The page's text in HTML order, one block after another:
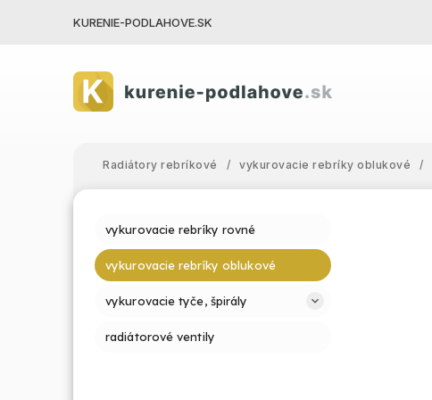
KURENIE-PODLAHOVE.SK
Radiátory rebríkové / vykurovacie rebríky oblukové /
vykurovacie rebríky rovné
vykurovacie rebríky oblukové
vykurovacie tyče, špirály
radiátorové ventily